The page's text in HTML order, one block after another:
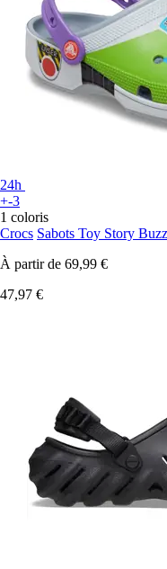
24h
+-3
1 coloris
Crocs Sabots Toy Story
À partir de 69,99 €
47,97 €